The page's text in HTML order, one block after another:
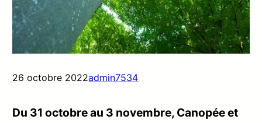
26 octobre 2022admin7534
Du 31 octobre au 3 novembre, Canopée et